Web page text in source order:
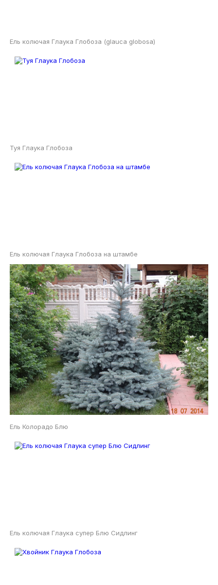
Ель колючая Глаука Глобоза (glauca globosa)
Туя Глаука Глобоза
Ель колючая Глаука Глобоза на штамбе
Ель Колорадо Блю
Ель колючая Глаука супер Блю Сидлинг